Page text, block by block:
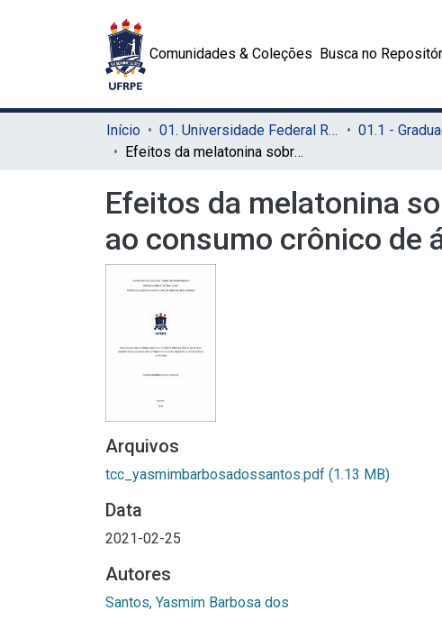
Comunidades & Coleções Busca no
Início 01. Universidade Federal Rural de Pernambuco - UFRPE (Sede) 01.1 -
Efeitos da melatonina sobre o fígado e rins da prole de ratas submetidas ao consumo crônico de álcool durante a gestação e lactação
Efeitos da melatonina
ao consumo crônico de
Arquivos
tcc_yasmimbarbosadossantos.pdf (1.13 MB)
Data
2021-02-25
Autores
Santos, Yasmim Barbosa dos